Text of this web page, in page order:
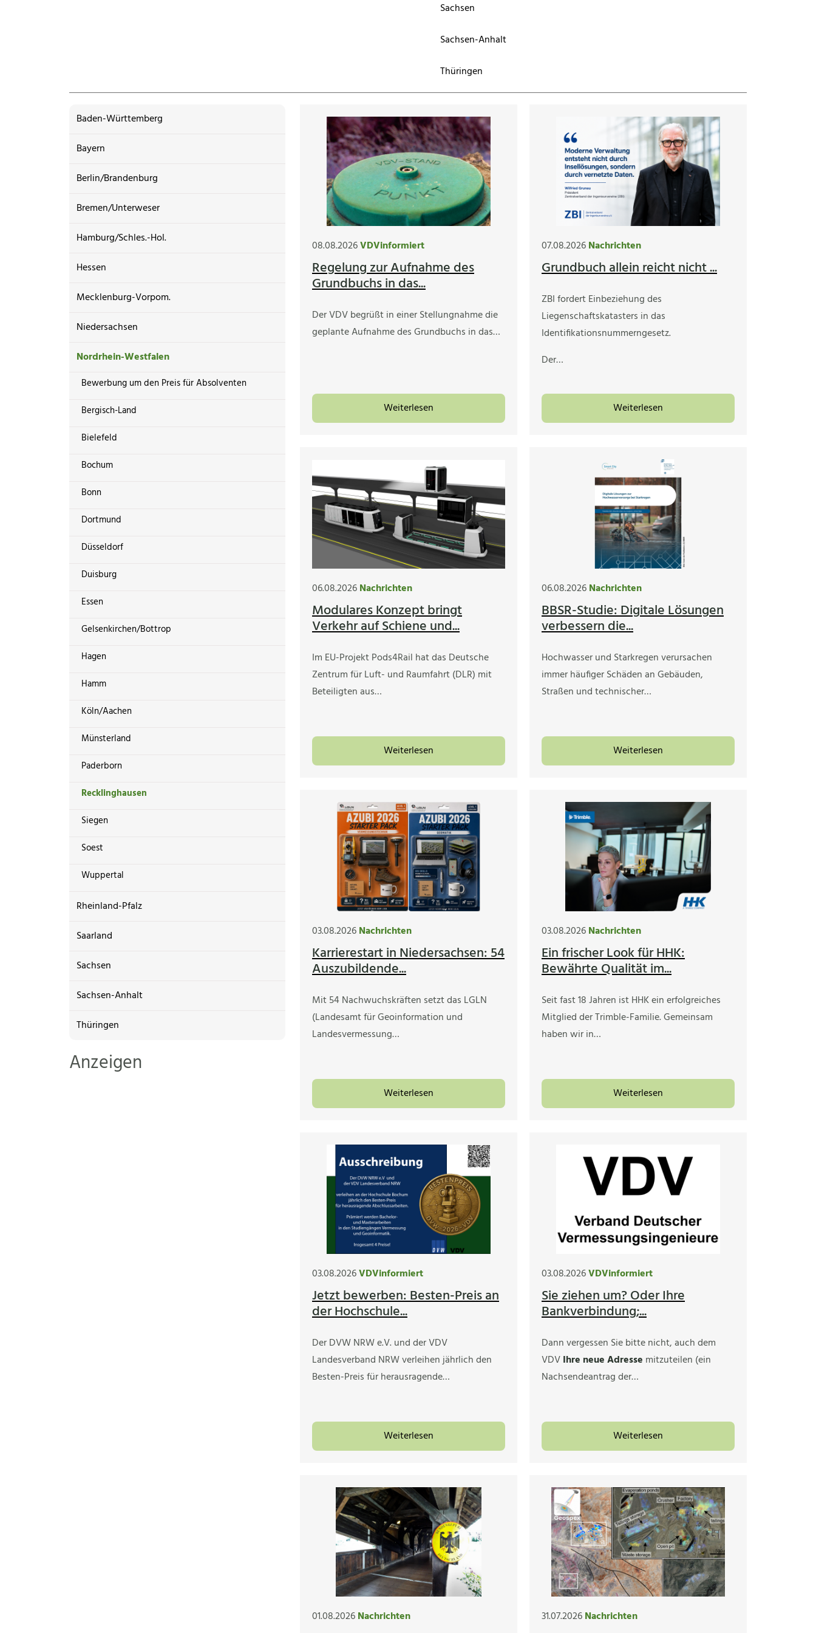
Sachsen
Sachsen-Anhalt
Thüringen
Baden-Württemberg
Bayern
Berlin/Brandenburg
Bremen/Unterweser
Hamburg/Schles.-Hol.
Hessen
Mecklenburg-Vorpom.
Niedersachsen
Nordrhein-Westfalen
Bewerbung um den Preis für Absolventen
Bergisch-Land
Bielefeld
Bochum
Bonn
Dortmund
Düsseldorf
Duisburg
Essen
Gelsenkirchen/Bottrop
Hagen
Hamm
Köln/Aachen
Münsterland
Paderborn
Recklinghausen
Siegen
Soest
Wuppertal
Rheinland-Pfalz
Saarland
Sachsen
Sachsen-Anhalt
Thüringen
Anzeigen
08.08.2026VDVinformiert
Regelung zur Aufnahme des
Grundbuchs in das...
Der VDV begrüßt in einer Stellungnahme die
geplante Aufnahme des Grundbuchs in das…
Weiterlesen
07.08.2026Nachrichten
Grundbuch allein reicht nicht ...
ZBI fordert Einbeziehung des
Liegenschaftskatasters in das
Identifikationsnummerngesetz.
Der…
Weiterlesen
06.08.2026Nachrichten
Modulares Konzept bringt
Verkehr auf Schiene und...
Im EU-Projekt Pods4Rail hat das Deutsche
Zentrum für Luft- und Raumfahrt (DLR) mit
Beteiligten aus…
Weiterlesen
06.08.2026Nachrichten
BBSR-Studie: Digitale Lösungen
verbessern die...
Hochwasser und Starkregen verursachen
immer häufiger Schäden an Gebäuden,
Straßen und technischer…
Weiterlesen
03.08.2026Nachrichten
Karrierestart in Niedersachsen: 54
Auszubildende...
Mit 54 Nachwuchskräften setzt das LGLN
(Landesamt für Geoinformation und
Landesvermessung…
Weiterlesen
03.08.2026Nachrichten
Ein frischer Look für HHK:
Bewährte Qualität im...
Seit fast 18 Jahren ist HHK ein erfolgreiches
Mitglied der Trimble-Familie. Gemeinsam
haben wir in…
Weiterlesen
03.08.2026VDVinformiert
Jetzt bewerben: Besten-Preis an
der Hochschule...
Der DVW NRW e.V. und der VDV
Landesverband NRW verleihen jährlich den
Besten-Preis für herausragende…
Weiterlesen
03.08.2026VDVinformiert
Sie ziehen um? Oder Ihre
Bankverbindung;...
Dann vergessen Sie bitte nicht, auch dem
VDVIhre neue Adresse mitzuteilen (ein
Nachsendeantrag der…
Weiterlesen
01.08.2026Nachrichten 31.07.2026Nachrichten